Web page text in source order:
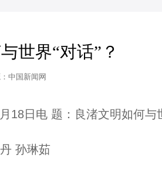
世界“对话”？
中国新闻网
日电 题：良渚文明如何与
孙琳茹